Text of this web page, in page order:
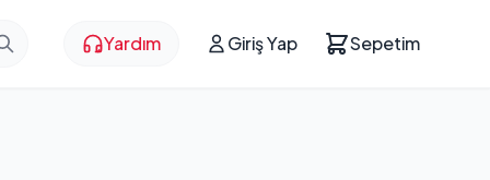
Yardım Giriş Yap Sepetim